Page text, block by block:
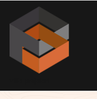
geç